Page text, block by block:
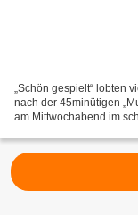
„Schön gespielt“ lobten
nach der 45minütigen
am Mittwochabend im